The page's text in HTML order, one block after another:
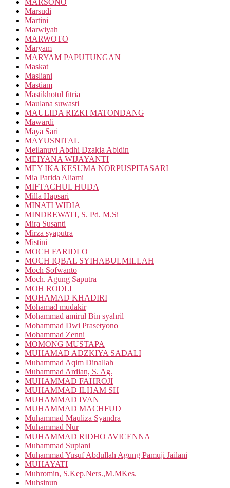
MARSONO
Marsudi
Martini
Marwiyah
MARWOTO
Maryam
MARYAM PAPUTUNGAN
Maskat
Masliani
Mastiam
Mastikhotul fitria
Maulana suwasti
MAULIDA RIZKI MATONDANG
Mawardi
Maya Sari
MAYUSNITAL
Meilanuvi Abdhi Dzakia Abidin
MEIYANA WIJAYANTI
MEY IKA KESUMA NORPUSPITASARI
Mia Parida Aliami
MIFTACHUL HUDA
Milla Hapsari
MINATI WIDIA
MINDREWATI, S. Pd. M.Si
Mira Susanti
Mirza syaputra
Mistini
MOCH FARIDLO
MOCH IQBAL SYIHABULMILLAH
Moch Sofwanto
Moch. Agung Saputra
MOH RODLI
MOHAMAD KHADIRI
Mohamad mudakir
Mohammad amirul Bin syahril
Mohammad Dwi Prasetyono
Mohammad Zenni
MOMONG MUSTAPA
MUHAMAD ADZKIYA SADALI
Muhammad Aqim Dinallah
Muhammad Ardian, S. Ag.
MUHAMMAD FAHROJI
MUHAMMAD ILHAM SH
MUHAMMAD IVAN
MUHAMMAD MACHFUD
Muhammad Mauliza Syandra
Muhammad Nur
MUHAMMAD RIDHO AVICENNA
Muhammad Supiani
Muhammad Yusuf Abdullah Agung Pamuji Jailani
MUHAYATI
Muhromin, S.Kep.Ners.,M.MKes.
Muhsinun